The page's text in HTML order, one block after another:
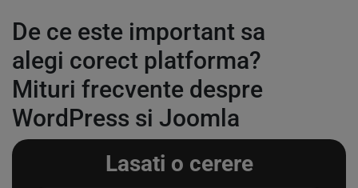
De ce este important sa
alegi corect platforma?
Mituri frecvente despre
WordPress si Joomla
Lasati o cerere